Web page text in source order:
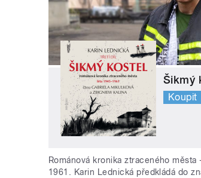
Šikmý
Koupit
Románová kronika ztraceného města
1961. Karin Lednická předkládá do